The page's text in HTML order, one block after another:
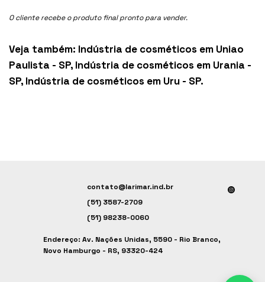
O cliente recebe o produto final pronto para vender.
Veja também: Indústria de cosméticos em Uniao
Paulista - SP, Indústria de cosméticos em Urania -
SP, Indústria de cosméticos em Uru - SP.
contato@larimar.ind.br
(51) 3587-2709
(51) 98238-0060
Endereço: Av. Nações Unidas, 5590 - Rio Branco,
Novo Hamburgo - RS, 93320-424